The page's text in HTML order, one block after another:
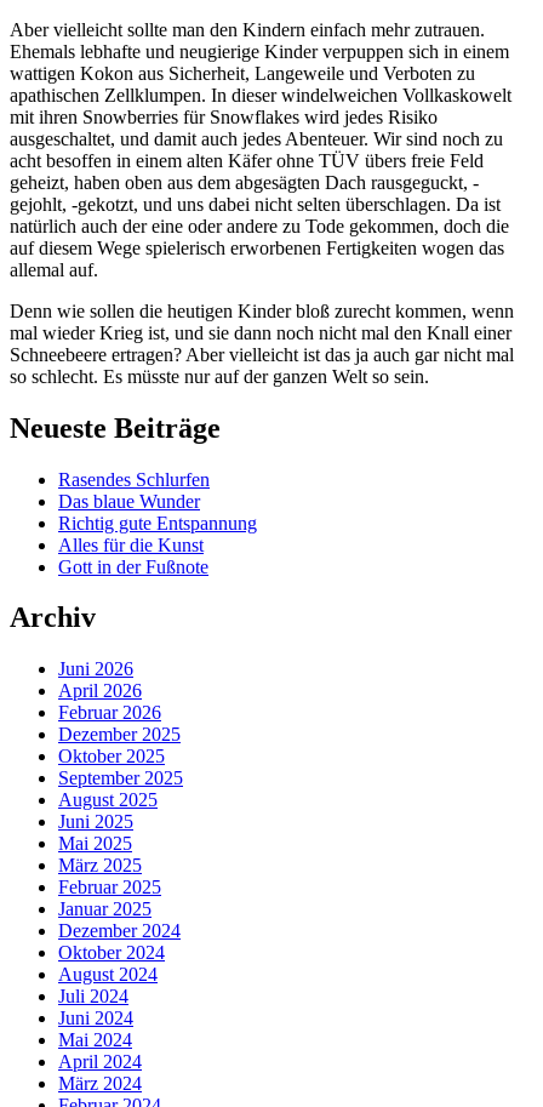
Aber vielleicht sollte man den Kindern einfach mehr zutrauen.
Ehemals lebhafte und neugierige Kinder verpuppen sich in einem
wattigen Kokon aus Sicherheit, Langeweile und Verboten zu
apathischen Zellklumpen. In dieser windelweichen Vollkaskowelt
mit ihren Snowberries für Snowflakes wird jedes Risiko
ausgeschaltet, und damit auch jedes Abenteuer. Wir sind noch zu
acht besoffen in einem alten Käfer ohne TÜV übers freie Feld
geheizt, haben oben aus dem abgesägten Dach rausgeguckt, -
gejohlt, -gekotzt, und uns dabei nicht selten überschlagen. Da ist
natürlich auch der eine oder andere zu Tode gekommen, doch die
auf diesem Wege spielerisch erworbenen Fertigkeiten wogen das
allemal auf.
Denn wie sollen die heutigen Kinder bloß zurecht kommen, wenn
mal wieder Krieg ist, und sie dann noch nicht mal den Knall einer
Schneebeere ertragen? Aber vielleicht ist das ja auch gar nicht mal
so schlecht. Es müsste nur auf der ganzen Welt so sein.
Neueste Beiträge
Rasendes Schlurfen
Das blaue Wunder
Richtig gute Entspannung
Alles für die Kunst
Gott in der Fußnote
Archiv
Juni 2026
April 2026
Februar 2026
Dezember 2025
Oktober 2025
September 2025
August 2025
Juni 2025
Mai 2025
März 2025
Februar 2025
Januar 2025
Dezember 2024
Oktober 2024
August 2024
Juli 2024
Juni 2024
Mai 2024
April 2024
März 2024